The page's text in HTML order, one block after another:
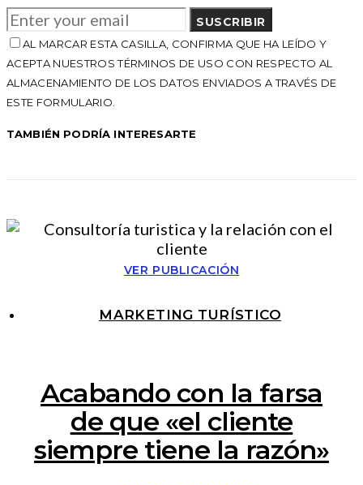
SUSCRIBIR
AL MARCAR ESTA CASILLA, CONFIRMA QUE HA LEÍDO Y
ACEPTA NUESTROS TÉRMINOS DE USO CON RESPECTO AL
ALMACENAMIENTO DE LOS DATOS ENVIADOS A TRAVÉS DE
ESTE FORMULARIO.
TAMBIÉN PODRÍA INTERESARTE
VER PUBLICACIÓN
MARKETING TURÍSTICO
Acabando con la farsa
de que «el cliente
siempre tiene la razón»